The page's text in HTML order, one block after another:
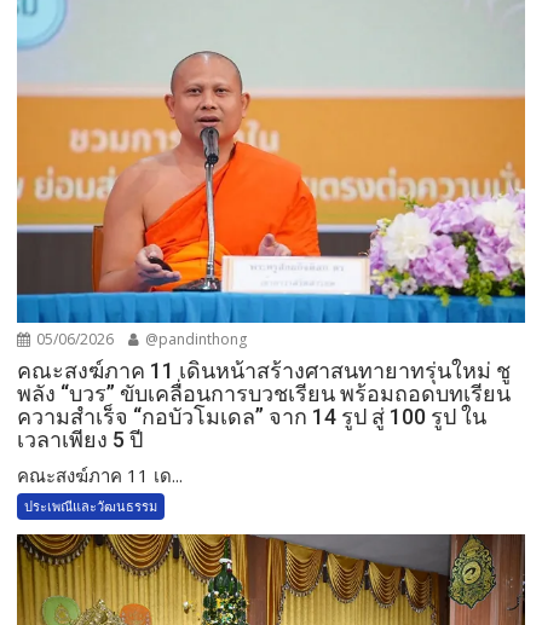
05/06/2026 @pandinthong
คณะสงฆ์ภาค 11 เดินหน้าสร้างศาสนทายาทรุ่นใหม่ ชู
พลัง “บวร” ขับเคลื่อนการบวชเรียน พร้อมถอดบทเรียน
ความสำเร็จ “กอบัวโมเดล” จาก 14 รูป สู่ 100 รูป ใน
เวลาเพียง 5 ปี
คณะสงฆ์ภาค 11 เด...
ประเพณีและวัฒนธรรม